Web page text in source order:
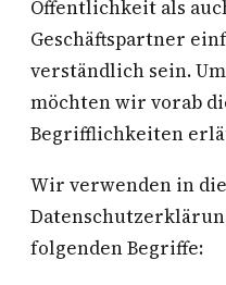
Öffentlichkeit als
Geschäftspartner
verständlich sein.
möchten wir vorab
Begrifflichkeiten
Wir verwenden in
folgenden Begriffe: